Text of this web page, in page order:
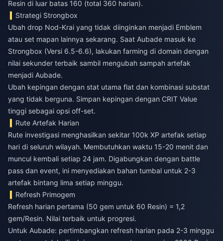
Resin di luar batas 160 (total 360 harian).
Strategi Strongbox
Ubah drop Nod-Krai yang tidak diinginkan menjadi Emblem
atau set mapan lainnya sekarang. Saat Aubade masuk ke
Strongbox (Versi 6.5-6.6), lakukan farming di domain dengan
nilai sekunder terbaik sambil mengubah sampah artefak
menjadi Aubade.
Ubah kepingan dengan stat utama flat dan kombinasi substat
yang tidak berguna. Simpan kepingan dengan CRIT Value
tinggi sebagai opsi off-set.
Rute Artefak Harian
Rute investigasi menghasilkan sekitar 100k XP artefak setiap
hari di seluruh wilayah. Membutuhkan waktu 15-20 menit dan
muncul kembali setiap 24 jam. Digabungkan dengan battle
pass dan event, ini menyediakan bahan tumbal untuk 2-3
artefak bintang lima setiap minggu.
Refresh Primogem
Refresh harian pertama (50 gem untuk 60 Resin) = 1,2
gem/Resin. Nilai terbaik untuk progresi.
Untuk Aubade: pertimbangkan refresh harian pada 2-3 minggu